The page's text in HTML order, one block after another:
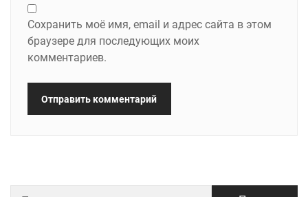
Сохранить моё имя, email и адрес сайта в этом
браузере для последующих моих
комментариев.